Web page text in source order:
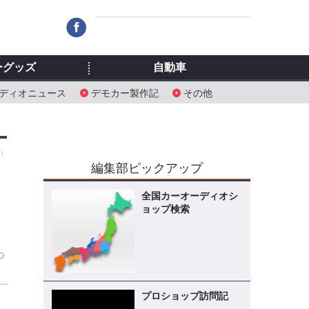
ィオニュース デモカー製作記 その他
グッズ 自動車
編集部ピックアップ
全国カーオーディオシ
ョップ検索
プロショップ訪問記